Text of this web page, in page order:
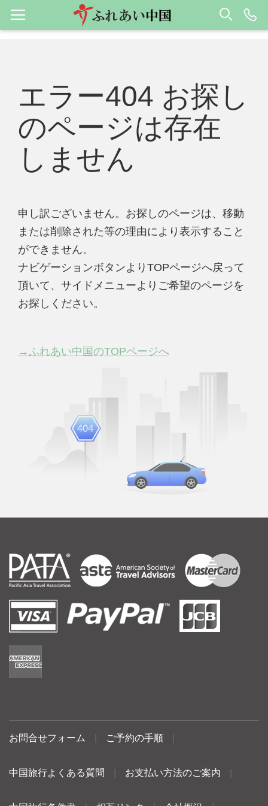
エラー404 お探し
のページは存在
しません
申し訳ございません。お探しのページは、移動
または削除された等の理由により表示すること
ができません。
ナビゲーションボタンよりTOPページへ戻って
頂いて、サイドメニューよりご希望のページを
お探しください。
→ふれあい中国のTOPページへ
お問合せフォーム ご予約の手順
中国旅行よくある質問 お支払い方法のご案内